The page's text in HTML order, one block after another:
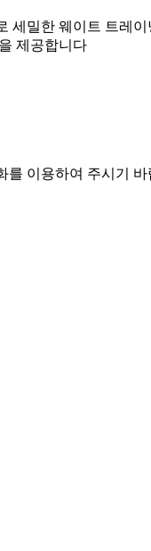
밀한 웨이트 트레
제공합니다
를 이용하여 주시기 바